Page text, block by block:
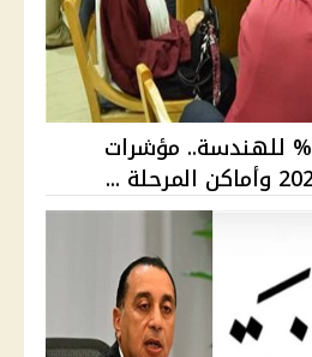
92.8% للطب و87.9% للهندسة.. مؤشرات